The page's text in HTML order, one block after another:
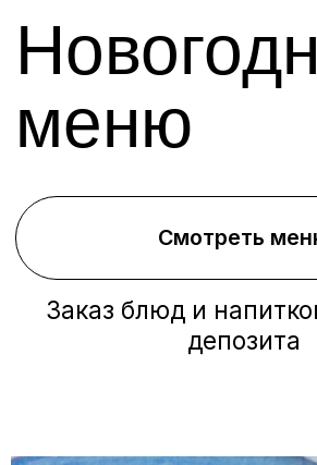
Детский билет
(дети от 4 до 12 лет)
депозит - 10800₽ , программа -
4000₽ , сервисный сбор - 1200₽
Забронировать место